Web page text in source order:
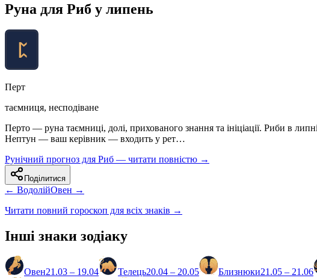
Руна для Риб у липень
Перт
таємниця, несподіване
Перто — руна таємниці, долі, прихованого знання та ініціації. Риби в
Нептун — ваш керівник — входить у рет…
Рунічний прогноз для Риб — читати повністю →
Поділитися
← ВодолійОвен →
Читати повний гороскоп для всіх знаків →
Інші знаки зодіаку
Овен21.03 – 19.04 Телець20.04 – 20.05 Близнюки21.05 – 21.06